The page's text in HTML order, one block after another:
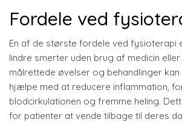
Fordele ved
En af de største fordele ved fysioterapi
lindre smerter uden brug af medicin eller
målrettede øvelser og behandlinger
hjælpe med at reducere inflammation,
blodcirkulationen og fremme heling.
for patienter at vende tilbage til deres